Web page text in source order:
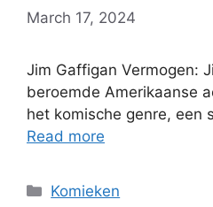
March 17, 2024
Jim Gaffigan Vermogen:
beroemde Amerikaanse
het komische genre, een
Read more
Categories
Komieken